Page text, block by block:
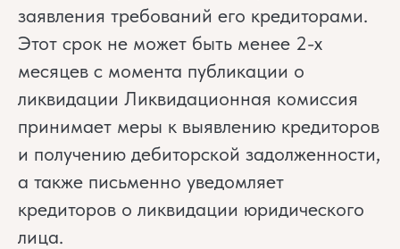
заявления требований его кредиторами.
Этот срок не может быть менее 2-х
месяцев с момента публикации о
ликвидации Ликвидационная комиссия
принимает меры к выявлению кредиторов
и получению дебиторской задолженности,
а также письменно уведомляет
кредиторов о ликвидации юридического
лица.